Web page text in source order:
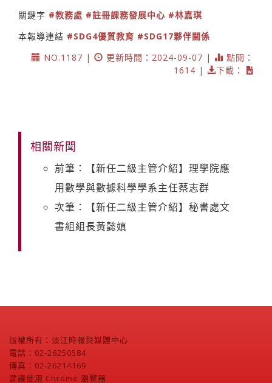
關鍵字 #教務處 #註冊課務發展中心 #林嘉琪
本報導連結 #SDG4優質教育 #SDG17夥伴關係
NO.1187 |
更新時間：2024-09-07 |
點閱：
1614 |
下載：
相關新聞
前筆：【新任二級主管介紹】理學院應
用數學與數據科學學系主任蔡志群
次筆：【新任二級主管介紹】秘書處文
書組組長黃懿嫃
版權所有：淡江時報與媒體中心
電話：02-26250584
傳真：02-26214169
建議使用 Chrome 瀏覽器